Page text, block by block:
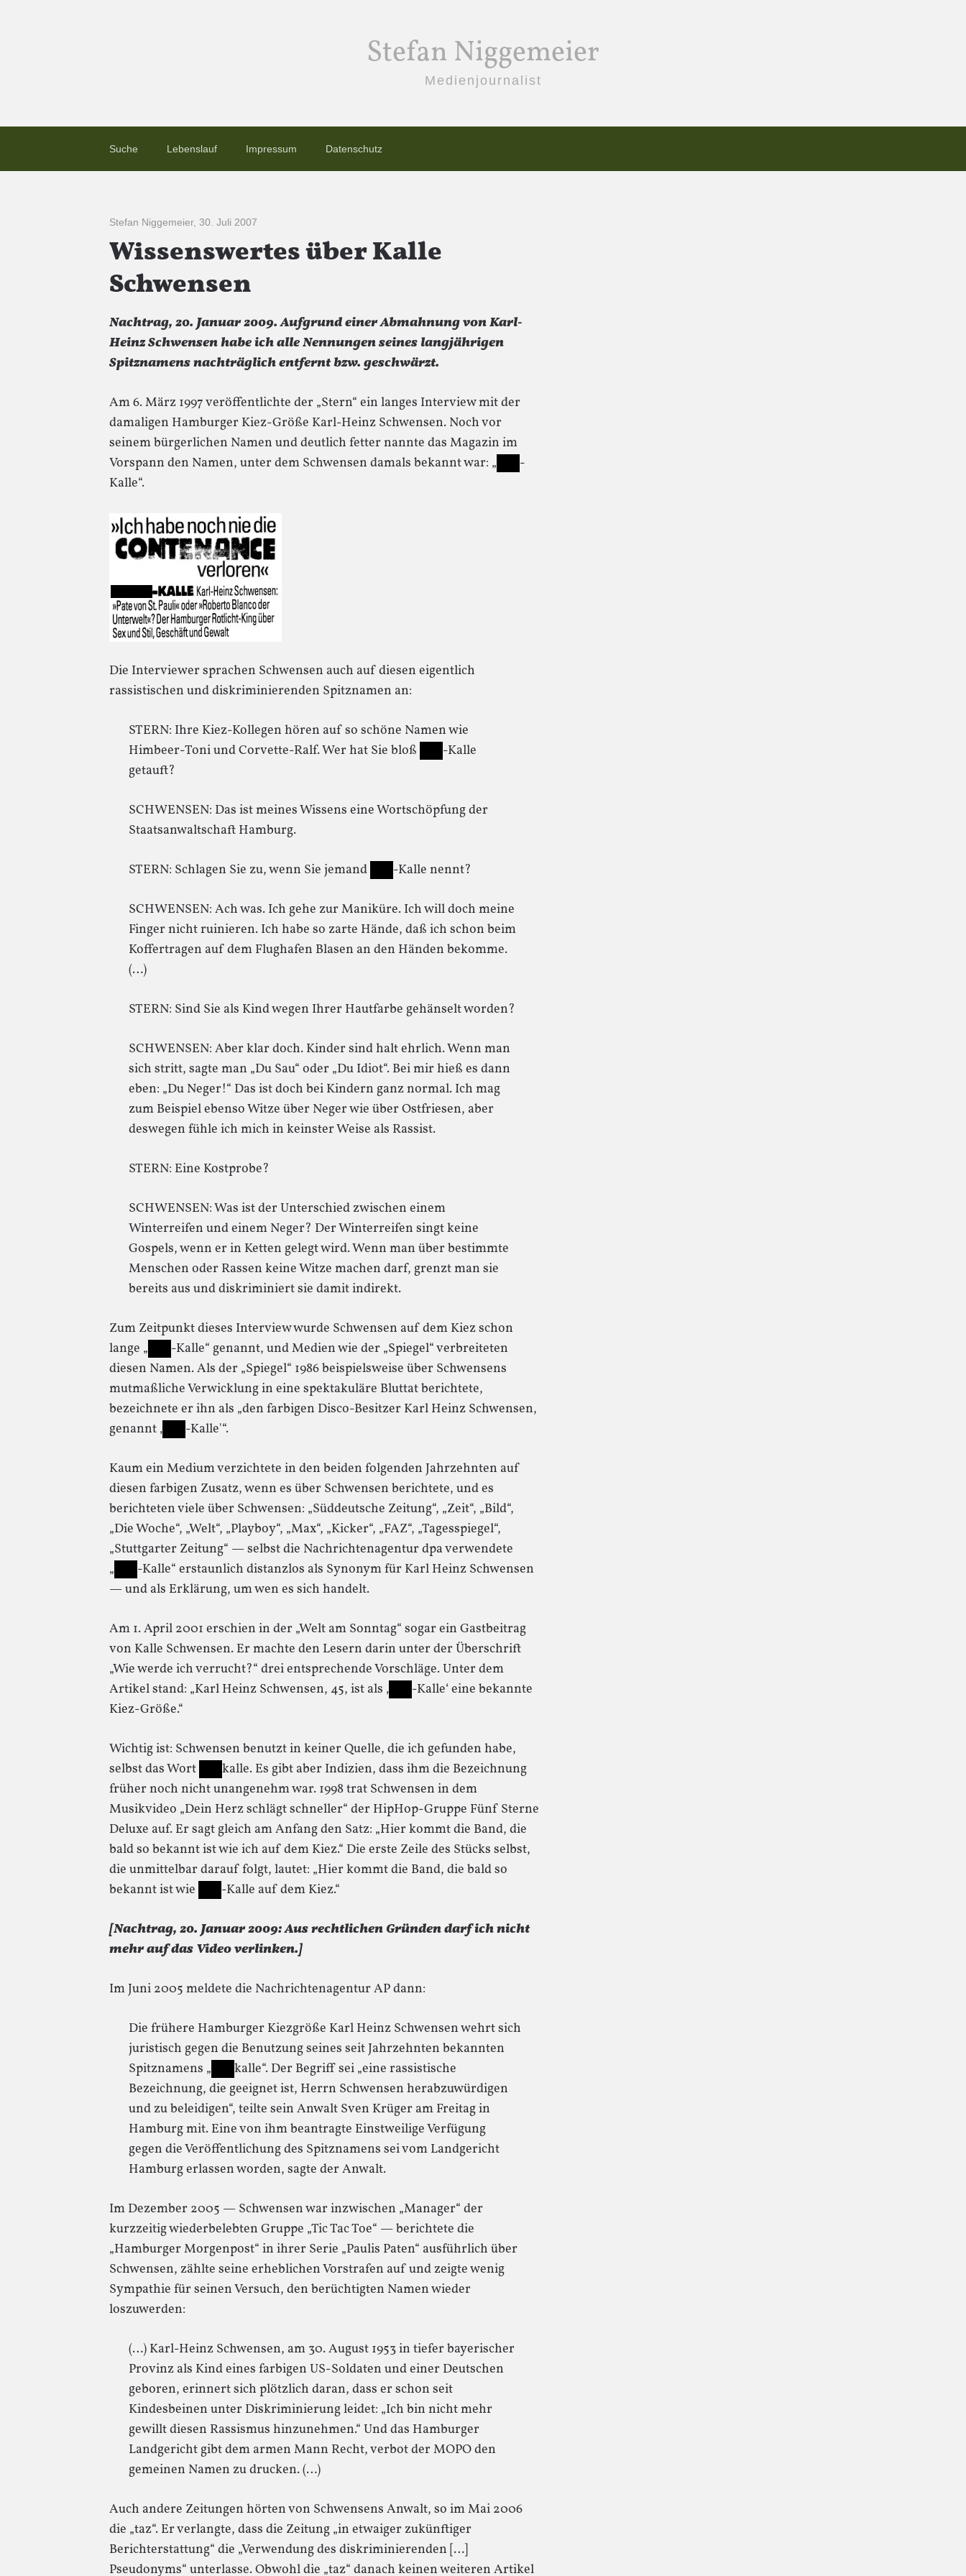
Stefan Niggemeier
Medienjournalist
Suche Lebenslauf Impressum Datenschutz
Stefan Niggemeier, 30. Juli 2007
Wissenswertes über Kalle
Schwensen
Nachtrag, 20. Januar 2009. Aufgrund einer Abmahnung von Karl-
Heinz Schwensen habe ich alle Nennungen seines langjährigen
Spitznamens nachträglich entfernt bzw. geschwärzt.
Am 6. März 1997 veröffentlichte der „Stern“ ein langes Interview mit der
damaligen Hamburger Kiez-Größe Karl-Heinz Schwensen. Noch vor
seinem bürgerlichen Namen und deutlich fetter nannte das Magazin im
Vorspann den Namen, unter dem Schwensen damals bekannt war: „
-
Kalle“.
Die Interviewer sprachen Schwensen auch auf diesen eigentlich
rassistischen und diskriminierenden Spitznamen an:
STERN: Ihre Kiez-Kollegen hören auf so schöne Namen wie
Himbeer-Toni und Corvette-Ralf. Wer hat Sie bloß
-Kalle
getauft?
SCHWENSEN: Das ist meines Wissens eine Wortschöpfung der
Staatsanwaltschaft Hamburg.
STERN: Schlagen Sie zu, wenn Sie jemand -Kalle nennt?
SCHWENSEN: Ach was. Ich gehe zur Maniküre. Ich will doch meine
Finger nicht ruinieren. Ich habe so zarte Hände, daß ich schon beim
Koffertragen auf dem Flughafen Blasen an den Händen bekomme.
(…)
STERN: Sind Sie als Kind wegen Ihrer Hautfarbe gehänselt worden?
SCHWENSEN: Aber klar doch. Kinder sind halt ehrlich. Wenn man
sich stritt, sagte man „Du Sau“ oder „Du Idiot“. Bei mir hieß es dann
eben: „Du Neger!“ Das ist doch bei Kindern ganz normal. Ich mag
zum Beispiel ebenso Witze über Neger wie über Ostfriesen, aber
deswegen fühle ich mich in keinster Weise als Rassist.
STERN: Eine Kostprobe?
SCHWENSEN: Was ist der Unterschied zwischen einem
Winterreifen und einem Neger? Der Winterreifen singt keine
Gospels, wenn er in Ketten gelegt wird. Wenn man über bestimmte
Menschen oder Rassen keine Witze machen darf, grenzt man sie
bereits aus und diskriminiert sie damit indirekt.
Zum Zeitpunkt dieses Interview wurde Schwensen auf dem Kiez schon
lange „
-Kalle“ genannt, und Medien wie der „Spiegel“ verbreiteten
diesen Namen. Als der „Spiegel“ 1986 beispielsweise über Schwensens
mutmaßliche Verwicklung in eine spektakuläre Bluttat berichtete,
bezeichnete er ihn als „den farbigen Disco-Besitzer Karl Heinz Schwensen,
genannt ‚
-Kalle'“.
Kaum ein Medium verzichtete in den beiden folgenden Jahrzehnten auf
diesen farbigen Zusatz, wenn es über Schwensen berichtete, und es
berichteten viele über Schwensen: „Süddeutsche Zeitung“, „Zeit“, „Bild“,
„Die Woche“, „Welt“, „Playboy“, „Max“, „Kicker“, „FAZ“, „Tagesspiegel“,
„Stuttgarter Zeitung“ — selbst die Nachrichtenagentur dpa verwendete
„
-Kalle“ erstaunlich distanzlos als Synonym für Karl Heinz Schwensen
— und als Erklärung, um wen es sich handelt.
Am 1. April 2001 erschien in der „Welt am Sonntag“ sogar ein Gastbeitrag
von Kalle Schwensen. Er machte den Lesern darin unter der Überschrift
„Wie werde ich verrucht?“ drei entsprechende Vorschläge. Unter dem
Artikel stand: „Karl Heinz Schwensen, 45, ist als ‚
-Kalle‘ eine bekannte
Kiez-Größe.“
Wichtig ist: Schwensen benutzt in keiner Quelle, die ich gefunden habe,
selbst das Wort
kalle. Es gibt aber Indizien, dass ihm die Bezeichnung
früher noch nicht unangenehm war. 1998 trat Schwensen in dem
Musikvideo „Dein Herz schlägt schneller“ der HipHop-Gruppe Fünf Sterne
Deluxe auf. Er sagt gleich am Anfang den Satz: „Hier kommt die Band, die
bald so bekannt ist wie ich auf dem Kiez.“ Die erste Zeile des Stücks selbst,
die unmittelbar darauf folgt, lautet: „Hier kommt die Band, die bald so
bekannt ist wie
-Kalle auf dem Kiez.“
[Nachtrag, 20. Januar 2009: Aus rechtlichen Gründen darf ich nicht
mehr auf das Video verlinken.]
Im Juni 2005 meldete die Nachrichtenagentur AP dann:
Die frühere Hamburger Kiezgröße Karl Heinz Schwensen wehrt sich
juristisch gegen die Benutzung seines seit Jahrzehnten bekannten
Spitznamens „
kalle“. Der Begriff sei „eine rassistische
Bezeichnung, die geeignet ist, Herrn Schwensen herabzuwürdigen
und zu beleidigen“, teilte sein Anwalt Sven Krüger am Freitag in
Hamburg mit. Eine von ihm beantragte Einstweilige Verfügung
gegen die Veröffentlichung des Spitznamens sei vom Landgericht
Hamburg erlassen worden, sagte der Anwalt.
Im Dezember 2005 — Schwensen war inzwischen „Manager“ der
kurzzeitig wiederbelebten Gruppe „Tic Tac Toe“ — berichtete die
„Hamburger Morgenpost“ in ihrer Serie „Paulis Paten“ ausführlich über
Schwensen, zählte seine erheblichen Vorstrafen auf und zeigte wenig
Sympathie für seinen Versuch, den berüchtigten Namen wieder
loszuwerden:
(…) Karl-Heinz Schwensen, am 30. August 1953 in tiefer bayerischer
Provinz als Kind eines farbigen US-Soldaten und einer Deutschen
geboren, erinnert sich plötzlich daran, dass er schon seit
Kindesbeinen unter Diskriminierung leidet: „Ich bin nicht mehr
gewillt diesen Rassismus hinzunehmen.“ Und das Hamburger
Landgericht gibt dem armen Mann Recht, verbot der MOPO den
gemeinen Namen zu drucken. (…)
Auch andere Zeitungen hörten von Schwensens Anwalt, so im Mai 2006
die „taz“. Er verlangte, dass die Zeitung „in etwaiger zukünftiger
Berichterstattung“ die „Verwendung des diskriminierenden […]
Pseudonyms“ unterlasse. Obwohl die „taz“ danach keinen weiteren Artikel